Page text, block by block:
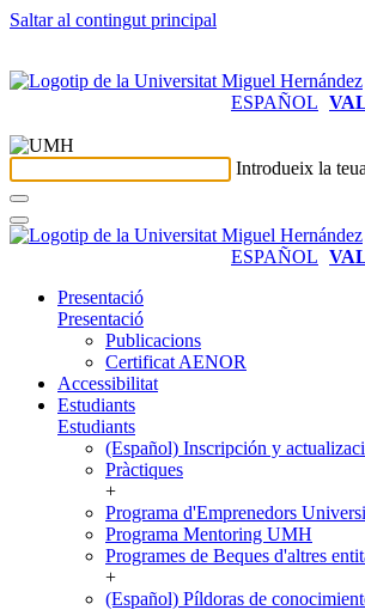
Saltar al contingut principal
ESPAÑOL
Introdueix la
ESPAÑOL
Presentació
Presentació
Publicacions
Certificat AENOR
Accessibilitat
Estudiants
Estudiants
(Español) Inscripción y
Pràctiques
+
Programa d'Emprenedors
Programa Mentoring UMH
Programes de Beques d'altres
+
(Español) Píldoras de